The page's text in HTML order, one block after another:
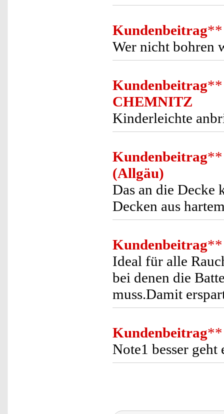
Kundenbeitrag**
Wer nicht bohren
Kundenbeitrag**
CHEMNITZ
Kinderleichte
Kundenbeitrag**
(Allgäu)
Das an die Decke
Decken aus
Kundenbeitrag**
Ideal für alle
bei denen die
muss.Damit
Kundenbeitrag**
Note1 besser geht